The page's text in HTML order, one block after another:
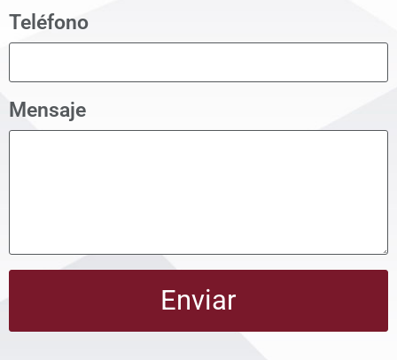
Teléfono
Mensaje
Enviar